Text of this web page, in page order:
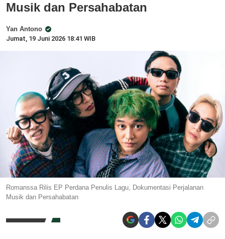
Musik dan Persahabatan
Yan Antono
Jumat, 19 Juni 2026 18:41 WIB
Romanssa Rilis EP Perdana Penulis Lagu, Dokumentasi Perjalanan
Musik dan Persahabatan